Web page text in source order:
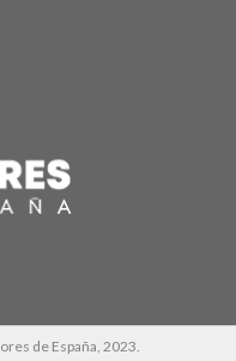
de España, 2023.